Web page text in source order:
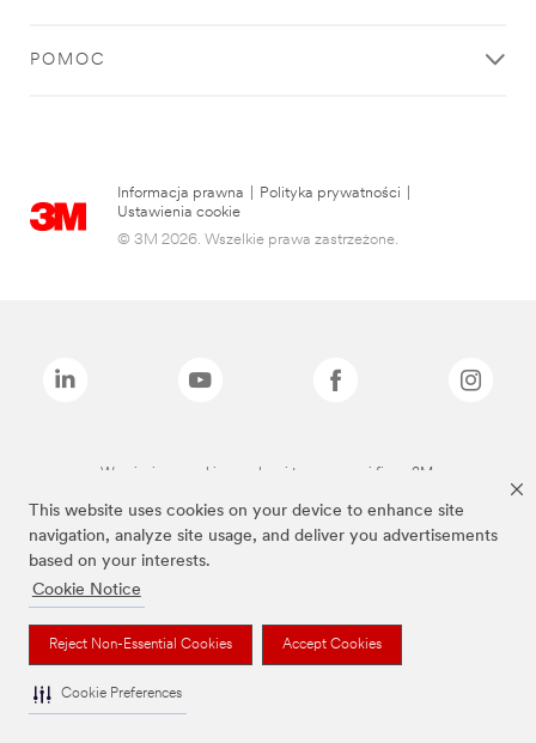
This website uses cookies on your device to enhance site
navigation, analyze site usage, and deliver you advertisements
based on your interests.
Cookie Notice
Reject Non-Essential Cookies Accept Cookies
Cookie Preferences
POMOC
Informacja prawna Polityka prywatności
Ustawienia cookie
© 3M 2026. Wszelkie prawa zastrzeżone.
Wymienione marki są znakami towarowymi firmy 3M.